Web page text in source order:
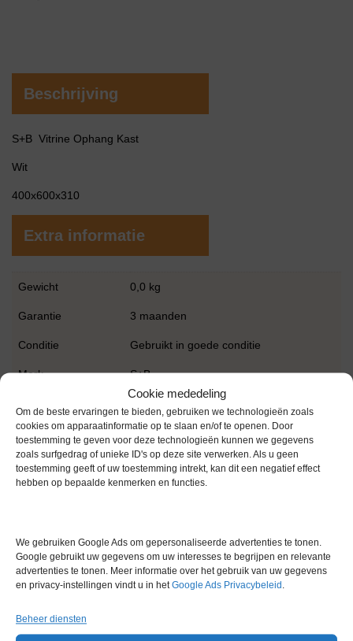
Cookie mededeling
Om de beste ervaringen te bieden, gebruiken we technologieën zoals
cookies om apparaatinformatie op te slaan en/of te openen. Door
toestemming te geven voor deze technologieën kunnen we gegevens
zoals surfgedrag of unieke ID's op deze site verwerken. Als u geen
toestemming geeft of uw toestemming intrekt, kan dit een negatief effect
hebben op bepaalde kenmerken en functies.
We gebruiken Google Ads om gepersonaliseerde advertenties te tonen.
Google gebruikt uw gegevens om uw interesses te begrijpen en relevante
advertenties te tonen. Meer informatie over het gebruik van uw gegevens
en privacy-instellingen vindt u in hetGoogle Ads Privacybeleid .
Beheer diensten
Beschrijving
S+B Vitrine Ophang Kast
Wit
400x600x310
Extra informatie
Gewicht 0,0 kg
Garantie 3 maanden
Conditie Gebruikt in goede conditie
Merk S+B
Gerelateerde producten
Voorraad